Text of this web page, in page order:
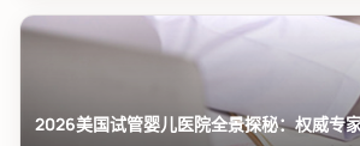
2026美国试管婴儿医院全景探秘：权威专